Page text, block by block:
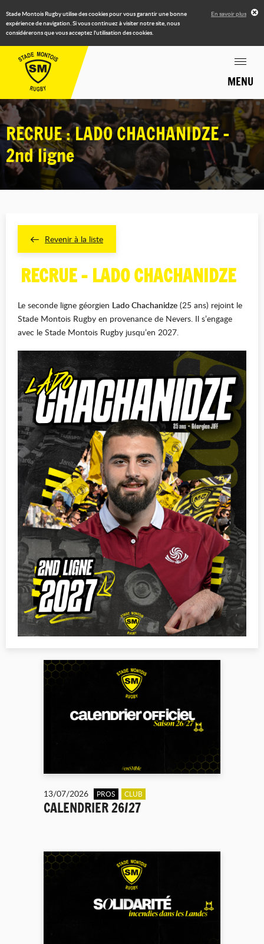
Stade Montois Rugby utilise des cookies pour vous garantir une bonne
expérience de navigation. Si vous continuez à visiter notre site, nous
considérerons que vous acceptez l'utilisation des cookies.
En savoir plus
MENU
RECRUE : LADO CHACHANIDZE -
2nd ligne
Revenir à la liste
RECRUE - LADO CHACHANIDZE
Le seconde ligne géorgien Lado Chachanidze (25 ans) rejoint le
Stade Montois Rugby en provenance de Nevers. Il s’engage
avec le Stade Montois Rugby jusqu’en 2027.
13/07/2026 PROS CLUB
CALENDRIER 26/27